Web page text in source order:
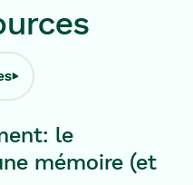
le
mémoire (et